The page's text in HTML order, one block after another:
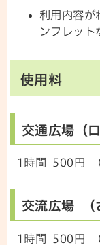
利用内容が
ンフレット
使用料
交通広場（
1時間 500円
交流広場 （
1時間 500円